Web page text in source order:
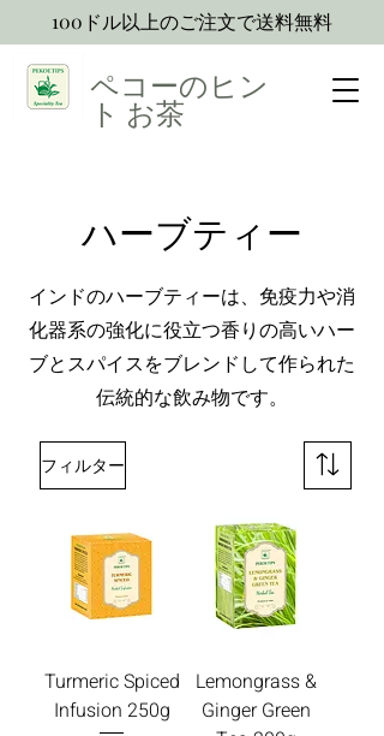
ペコーのヒン
ト お茶
100ドル以上のご注文で送料無料
ハーブティー
インドのハーブティーは、免疫力や消
化器系の強化に役立つ香りの高いハー
ブとスパイスをブレンドして作られた
伝統的な飲み物です。
フィルター
Turmeric Spiced
Infusion 250g
Lemongrass &
Ginger Green